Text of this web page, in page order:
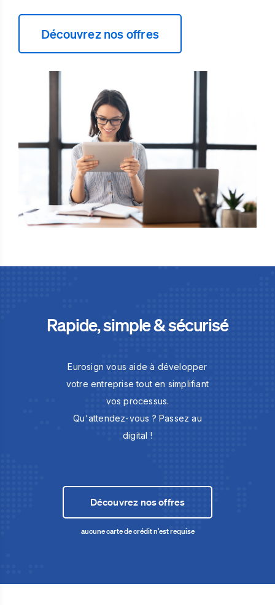
Découvrez nos offres
Rapide, simple & sécurisé
Eurosign vous aide à développer
votre entreprise tout en simplifiant
vos processus.
Qu'attendez-vous ? Passez au
digital !
Découvrez nos offres
aucune carte de crédit n'est requise